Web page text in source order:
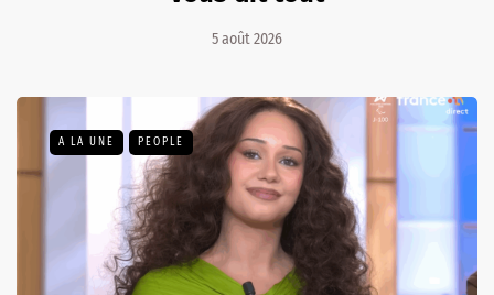
5 août 2026
A LA UNE PEOPLE